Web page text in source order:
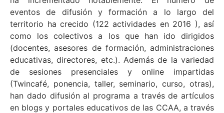
eventos de difusión y formación a lo largo del
territorio ha crecido (122 actividades en 2016 ), así
como los colectivos a los que han ido dirigidos
(docentes, asesores de formación, administraciones
educativas, directores, etc.). Además de la variedad
de sesiones presenciales y online impartidas
(Twincafé, ponencia, taller, seminario, curso, otras),
han dado difusión al programa a través de artículos
en blogs y portales educativos de las CCAA, a través